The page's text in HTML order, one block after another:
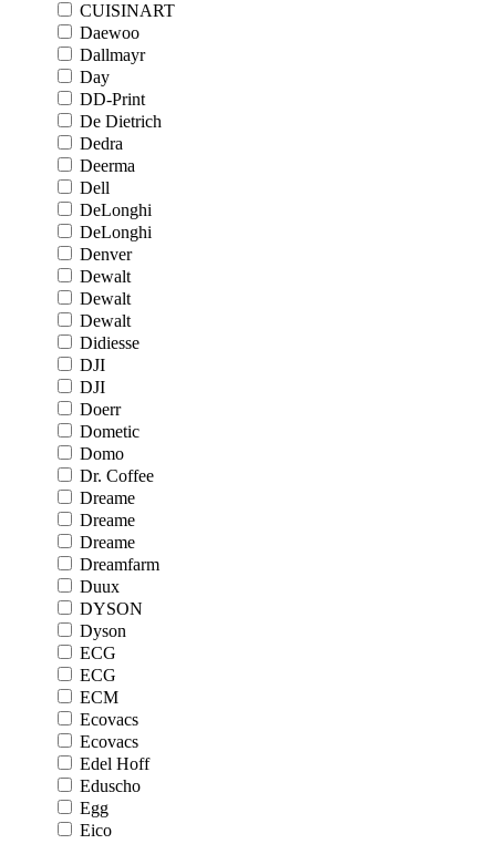
CUISINART
Daewoo
Dallmayr
Day
DD-Print
De Dietrich
Dedra
Deerma
Dell
DeLonghi
DeLonghi
Denver
Dewalt
Dewalt
Dewalt
Didiesse
DJI
DJI
Doerr
Dometic
Domo
Dr. Coffee
Dreame
Dreame
Dreame
Dreamfarm
Duux
DYSON
Dyson
ECG
ECG
ECM
Ecovacs
Ecovacs
Edel Hoff
Eduscho
Egg
Eico